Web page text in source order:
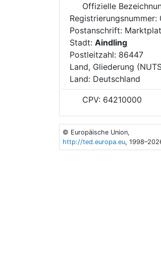
Offizielle
Registrierungsnummer:
Postanschrift:
Stadt: Aindling
Postleitzahl: 86447
Land, Gliederung
Land: Deutschland
CPV: 64210000
© Europäische Union,
http://ted.europa.eu,